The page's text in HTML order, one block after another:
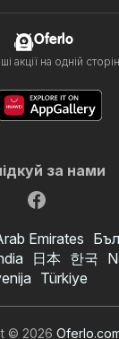
Oferlo
акції на одній
за нами
Emirates
日本 한국
Türkiye
© 2026